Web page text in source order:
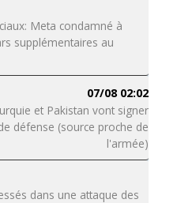
Meta condamné à
supplémentaires au
07/08 02:02
et Pakistan vont signer
défense (source proche de
l'armée)
dans une attaque des